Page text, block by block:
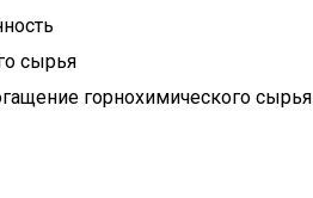
сырья
горнохимического сырья